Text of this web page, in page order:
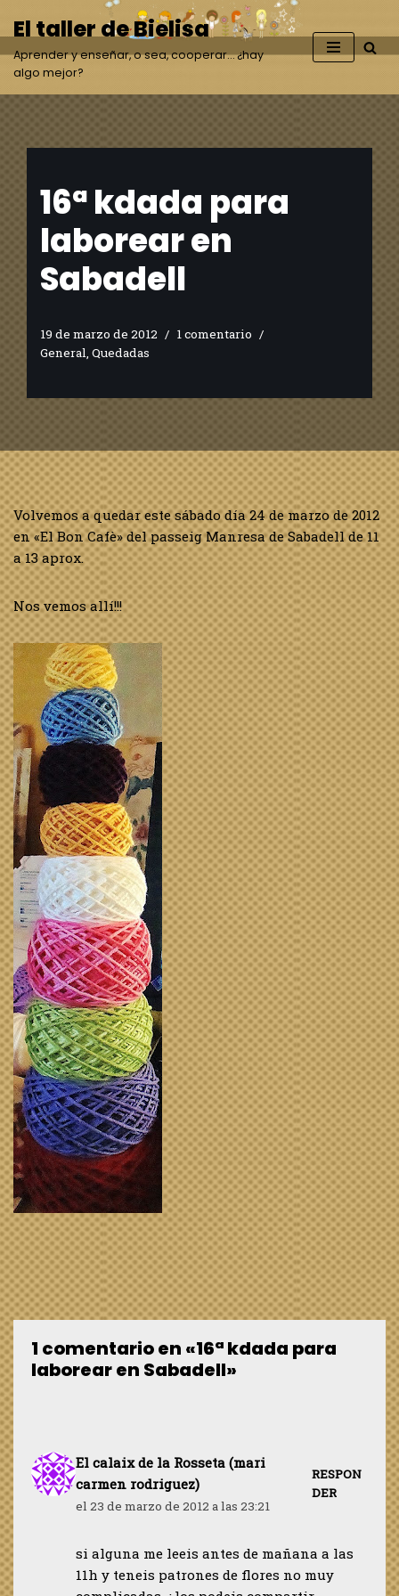
Saltar
al
contenido
El taller de Bielisa
Aprender y enseñar, o sea, cooperar… ¿hay
algo mejor?
16ª kdada para
laborear en
Sabadell
19 de marzo de 2012
1 comentario
General Quedadas
Volvemos a quedar este sábado día 24 de marzo de 2012
en «El Bon Cafè» del passeig Manresa de Sabadell de 11
a 13 aprox.
Nos vemos allí!!!
1 comentario en «16ª kdada para
laborear en Sabadell»
El calaix de la Rosseta (mari
carmen rodriguez)
el 23 de marzo de 2012 a las 23:21
RESPON
DER
si alguna me leeis antes de mañana a las
11h y teneis patrones de flores no muy